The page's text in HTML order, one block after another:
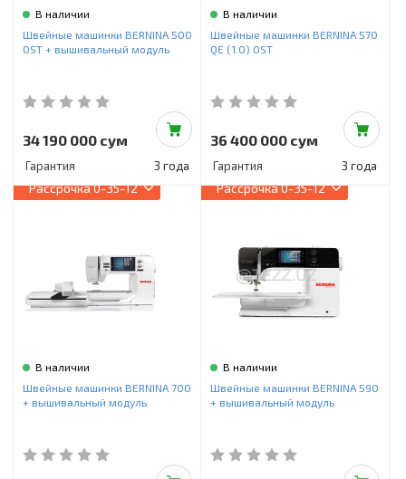
В наличии
Швейные машинки BERNINA 500
OST + вышивальный модуль
34 190 000 сум
Гарантия 3 года
В наличии
Швейные машинки BERNINA 570
QE (1.0) OST
36 400 000 сум
Гарантия 3 года
Рассрочка0-35-12
В наличии
Швейные машинки BERNINA 700
+ вышивальный модуль
Рассрочка0-35-12
В наличии
Швейные машинки BERNINA 590
+ вышивальный модуль